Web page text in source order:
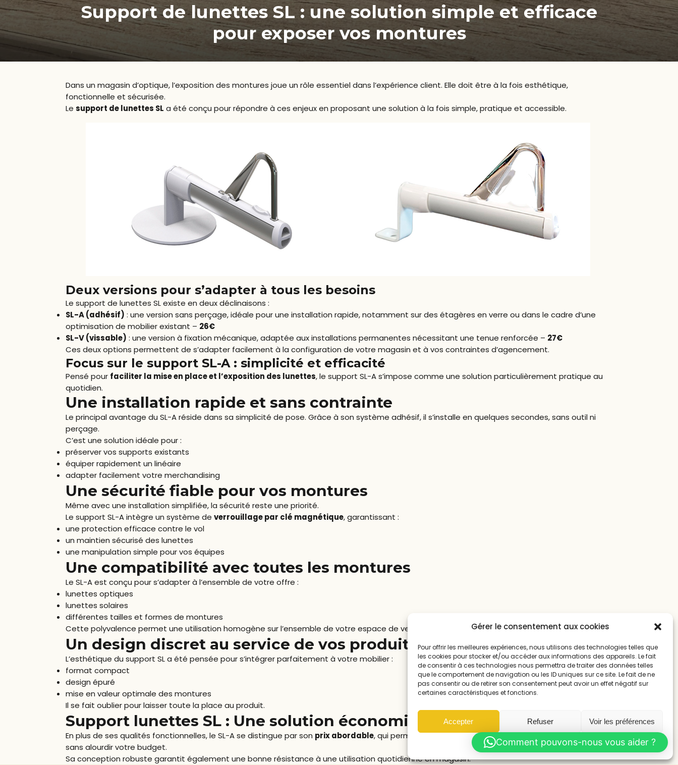
Gérer le consentement aux cookies
Pour offrir les meilleures expériences, nous utilisons des technologies telles que
les cookies pour stocker et/ou accéder aux informations des appareils. Le fait
de consentir à ces technologies nous permettra de traiter des données telles
que le comportement de navigation ou les ID uniques sur ce site. Le fait de ne
pas consentir ou de retirer son consentement peut avoir un effet négatif sur
certaines caractéristiques et fonctions.
Accepter Refuser Voir les préférences
Politique de cookies
Support de lunettes SL : une solution simple et efficace
pour exposer vos montures
Dans un magasin d’optique, l’exposition des montures joue un rôle essentiel dans l’expérience client. Elle doit être à la fois esthétique,
fonctionnelle et sécurisée.
Le support de lunettes SL a été conçu pour répondre à ces enjeux en proposant une solution à la fois simple, pratique et accessible.
Deux versions pour s’adapter à tous les besoins
Le support de lunettes SL existe en deux déclinaisons :
SL-A (adhésif) : une version sans perçage, idéale pour une installation rapide, notamment sur des étagères en verre ou dans le cadre d’une
optimisation de mobilier existant – 26€
SL-V (vissable) : une version à fixation mécanique, adaptée aux installations permanentes nécessitant une tenue renforcée – 27€
Ces deux options permettent de s’adapter facilement à la configuration de votre magasin et à vos contraintes d’agencement.
Focus sur le support SL-A : simplicité et efficacité
Pensé pour faciliter la mise en place et l’exposition des lunettes, le support SL-A s’impose comme une solution particulièrement pratique au
quotidien.
Une installation rapide et sans contrainte
Le principal avantage du SL-A réside dans sa simplicité de pose. Grâce à son système adhésif, il s’installe en quelques secondes, sans outil ni
perçage.
C’est une solution idéale pour :
préserver vos supports existants
équiper rapidement un linéaire
adapter facilement votre merchandising
Une sécurité fiable pour vos montures
Même avec une installation simplifiée, la sécurité reste une priorité.
Le support SL-A intègre un système de verrouillage par clé magnétique, garantissant :
une protection efficace contre le vol
un maintien sécurisé des lunettes
une manipulation simple pour vos équipes
Une compatibilité avec toutes les montures
Le SL-A est conçu pour s’adapter à l’ensemble de votre offre :
lunettes optiques
lunettes solaires
différentes tailles et formes de montures
Cette polyvalence permet une utilisation homogène sur l’ensemble de votre espace de vente.
Un design discret au service de vos produits
L’esthétique du support SL a été pensée pour s’intégrer parfaitement à votre mobilier :
format compact
design épuré
mise en valeur optimale des montures
Il se fait oublier pour laisser toute la place au produit.
Support lunettes SL : Une solution économique et durable
En plus de ses qualités fonctionnelles, le SL-A se distingue par son prix abordable, qui permet d’équiper efficacement l’ensemble d’un linéaire
sans alourdir votre budget.
Sa conception robuste garantit également une bonne résistance à une utilisation quotidienne en magasin.
Comment pouvons-nous vous aider ?